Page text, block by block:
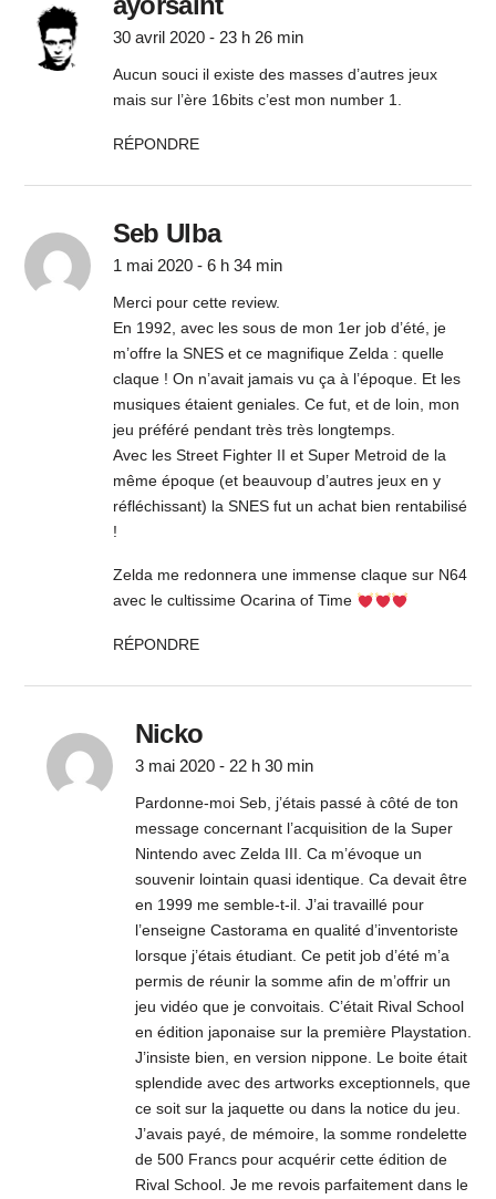
30 avril 2020 - 23 h 26 min
Aucun souci il existe des masses d’autres jeux
mais sur l’ère 16bits c’est mon number 1.
RÉPONDRE
Seb Ulba
1 mai 2020 - 6 h 34 min
Merci pour cette review.
En 1992, avec les sous de mon 1er job d’été, je
m’offre la SNES et ce magnifique Zelda : quelle
claque ! On n’avait jamais vu ça à l’époque. Et les
musiques étaient geniales. Ce fut, et de loin, mon
jeu préféré pendant très très longtemps.
Avec les Street Fighter II et Super Metroid de la
même époque (et beauvoup d’autres jeux en y
réfléchissant) la SNES fut un achat bien rentabilisé
!
Zelda me redonnera une immense claque sur N64
avec le cultissime Ocarina of Time
RÉPONDRE
Nicko
3 mai 2020 - 22 h 30 min
Pardonne-moi Seb, j’étais passé à côté de ton
message concernant l’acquisition de la Super
Nintendo avec Zelda III. Ca m’évoque un
souvenir lointain quasi identique. Ca devait être
en 1999 me semble-t-il. J’ai travaillé pour
l’enseigne Castorama en qualité d’inventoriste
lorsque j’étais étudiant. Ce petit job d’été m’a
permis de réunir la somme afin de m’offrir un
jeu vidéo que je convoitais. C’était Rival School
en édition japonaise sur la première Playstation.
J’insiste bien, en version nippone. Le boite était
splendide avec des artworks exceptionnels, que
ce soit sur la jaquette ou dans la notice du jeu.
J’avais payé, de mémoire, la somme rondelette
de 500 Francs pour acquérir cette édition de
Rival School. Je me revois parfaitement dans le